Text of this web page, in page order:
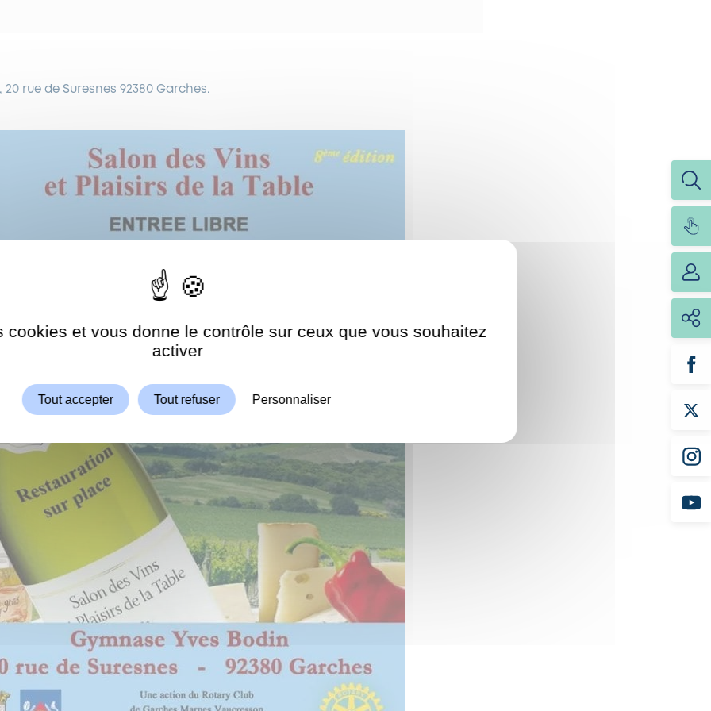
rue de Suresnes 92380 Garches.
cookies et vous donne le contrôle sur ceux que vous souhaitez
activer
Tout accepter Tout refuser Personnaliser